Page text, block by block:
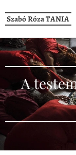
Szabó Róza TANIA
A